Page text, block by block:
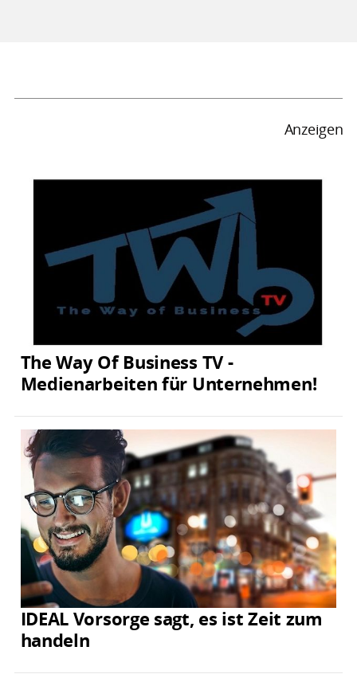
Anzeigen
The Way Of Business TV -
Medienarbeiten für Unternehmen!
IDEAL Vorsorge sagt, es ist Zeit zum
handeln